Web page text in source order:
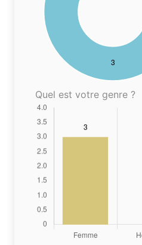
Quel est votre genre ?